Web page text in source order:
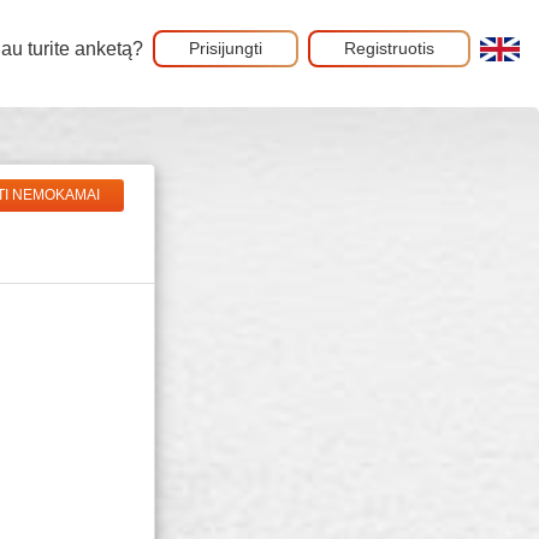
Registruotis
Prisijungti
turite anketą?
NEMOKAMAI